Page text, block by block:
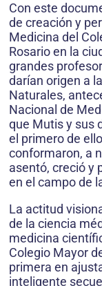
Con este
de creación y
Medicina del
Rosario en la
grandes
darían origen a
Naturales,
Nacional de
que Mutis y sus
el primero de
conformaron, a
asentó, creció y
en el campo de
La actitud
de la ciencia
medicina
Colegio Mayor
primera en
inteligente